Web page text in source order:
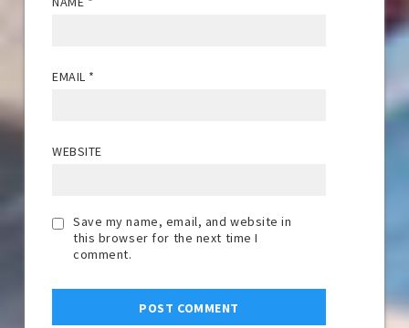
EMAIL *
WEBSITE
Save my name, email, and website in
this browser for the next time I
comment.